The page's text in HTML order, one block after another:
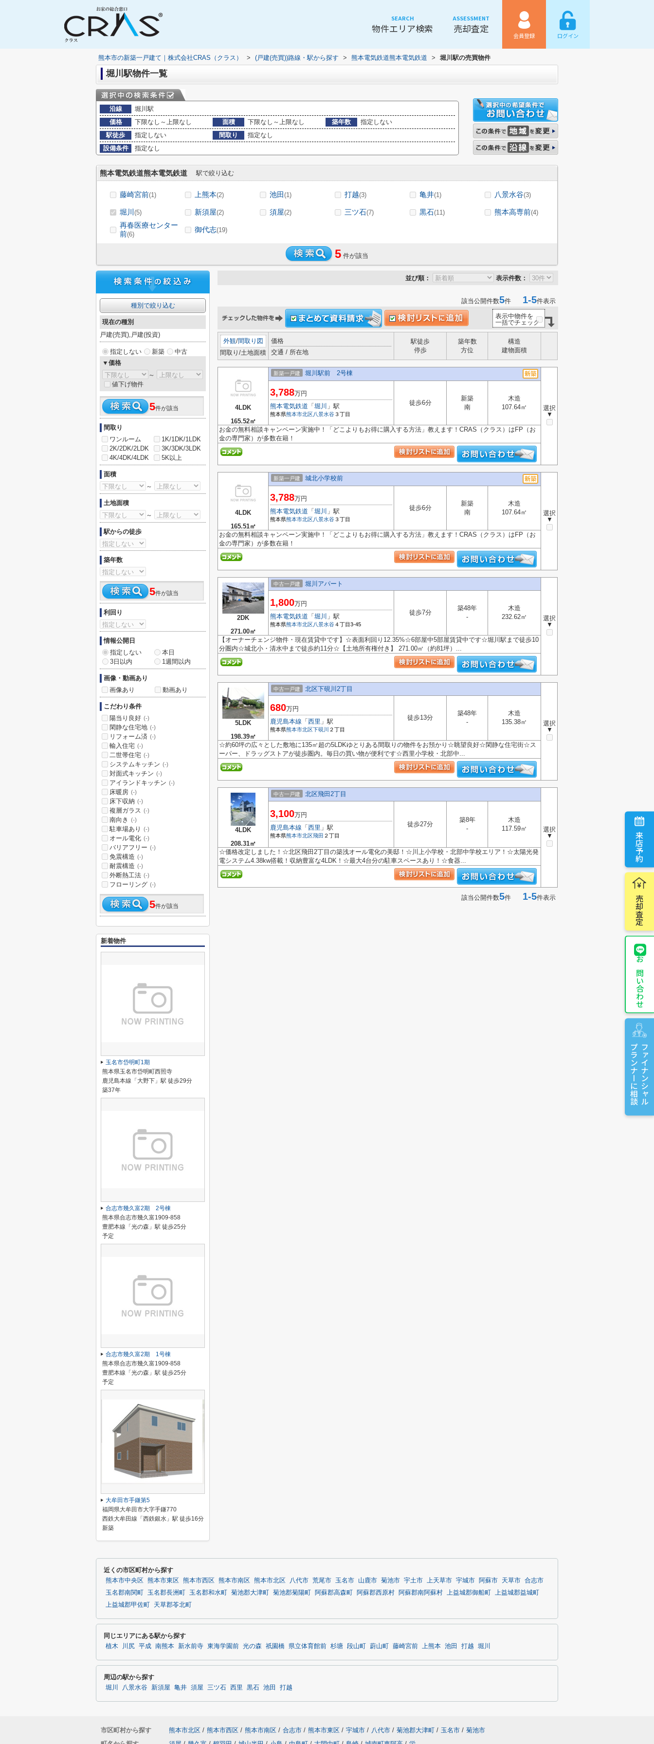
SEARCH
物件エリア検索
ASSESSMENT
売却査定
会員登録 ログイン
来店予約
売却査定
お問い合わせ
ファイナンシャル
プランナーに相談
熊本市の新築一戸建て｜株式会社CRAS（クラス） > (戸建(売買))路線・駅から探す > 熊本電気鉄道熊本電気鉄道 > 堀川駅の売買物件
堀川駅物件一覧
沿線
堀川駅
価格
下限なし～上限なし 面積 下限なし～上限なし 築年数
指定しない
駅徒歩
指定しない 間取り
指定なし
設備条件
指定なし
熊本電気鉄道熊本電気鉄道 駅で絞り込む
藤崎宮前(1) 上熊本(2) 池田(1) 打越(3) 亀井(1) 八景水谷(3)
堀川 (5) 新須屋(2) 須屋(2) 三ツ石(7) 黒石(11) 熊本高専前(4)
再春医療センター
前(6)
御代志(19)
5 件が該当
並び順： 表示件数：
該当公開件数5件 1-5件表示
表示中物件を
一括でチェック
外観/間取り図
間取り/土地面積
価格
交通 / 所在地
駅徒歩
停歩
築年数
方位
構造
建物面積
4LDK
165.52㎡
新築一戸建 堀川駅前 2号棟
選択
▼
3,788万円
熊本電気鉄道 「 堀川 」駅
熊本県熊本市北区八景水谷３丁目
徒歩6分
新築
南
木造
107.64㎡
お金の無料相談キャンペーン実施中！「どこよりもお得に購入する方法」教えます！CRAS（クラス）はFP（お
金の専門家）が多数在籍！
4LDK
165.51㎡
新築一戸建 城北小学校前
選択
▼
3,788万円
熊本電気鉄道 「 堀川 」駅
熊本県熊本市北区八景水谷３丁目
徒歩6分
新築
南
木造
107.64㎡
お金の無料相談キャンペーン実施中！「どこよりもお得に購入する方法」教えます！CRAS（クラス）はFP（お
金の専門家）が多数在籍！
2DK
271.00㎡
中古一戸建 堀川アパート
選択
▼
1,800万円
熊本電気鉄道 「 堀川 」駅
熊本県熊本市北区八景水谷４丁目3-45
徒歩7分
築48年
-
木造
232.62㎡
【オーナーチェンジ物件・現在賃貸中です】☆表面利回り12.35%☆6部屋中5部屋賃貸中です☆堀川駅まで徒歩10
分圏内☆城北小・清水中まで徒歩約11分☆【土地所有権付き】 271.00㎡（約81坪）...
5LDK
198.39㎡
中古一戸建 北区下硯川2丁目
選択
▼
680万円
鹿児島本線 「 西里 」駅
熊本県熊本市北区下硯川 ２丁目
徒歩13分
築48年
-
木造
135.38㎡
☆約60坪の広々とした敷地に135㎡超の5LDKゆとりある間取りの物件をお預かり☆眺望良好☆閑静な住宅街☆ス
ーパー、ドラッグストアが徒歩圏内。毎日の買い物が便利です☆西里小学校・北部中...
4LDK
208.31㎡
中古一戸建 北区飛田2丁目
選択
▼
3,100万円
鹿児島本線 「 西里 」駅
熊本県熊本市北区飛田 ２丁目
徒歩27分
築8年
-
木造
117.59㎡
☆価格改定しました！☆北区飛田2丁目の築浅オール電化の美邸！☆川上小学校・北部中学校エリア！☆太陽光発
電システム4.38kw搭載！収納豊富な4LDK！☆最大4台分の駐車スペースあり！☆食器...
該当公開件数5件 1-5件表示
種別で絞り込む
現在の種別
戸建(売買),戸建(投資)
指定しない 新築
中古
▼価格
～
値下げ物件
5件が該当
間取り
ワンルーム
1K/1DK/1LDK
2K/2DK/2LDK
3K/3DK/3LDK
4K/4DK/4LDK
5K以上
面積
～
土地面積
～
駅からの徒歩
築年数
5件が該当
利回り
情報公開日
指定しない
本日
3日以内
1週間以内
画像・動画あり
画像あり
動画あり
こだわり条件
陽当り良好 (-)
閑静な住宅地 (-)
リフォーム済 (-)
輸入住宅 (-)
二世帯住宅 (-)
システムキッチン (-)
対面式キッチン (-)
アイランドキッチン (-)
床暖房 (-)
床下収納 (-)
複層ガラス (-)
南向き (-)
駐車場あり (-)
オール電化 (-)
バリアフリー (-)
免震構造 (-)
耐震構造 (-)
外断熱工法 (-)
フローリング (-)
5件が該当
新着物件
玉名市岱明町1期
熊本県玉名市岱明町西照寺
鹿児島本線「大野下」駅 徒歩29分
築37年
合志市幾久富2期 2号棟
熊本県合志市幾久富1909-858
豊肥本線「光の森」駅 徒歩25分
予定
合志市幾久富2期 1号棟
熊本県合志市幾久富1909-858
豊肥本線「光の森」駅 徒歩25分
予定
大牟田市手鎌第5
福岡県大牟田市大字手鎌770
西鉄大牟田線「西鉄銀水」駅 徒歩16分
新築
近くの市区町村から探す
熊本市中央区 熊本市東区 熊本市西区 熊本市南区 熊本市北区 八代市 荒尾市 玉名市 山鹿市 菊池市 宇土市 上天草市 宇城市 阿蘇市 天草市 合志市
玉名郡南関町
玉名郡長洲町 玉名郡和水町 菊池郡大津町 菊池郡菊陽町 阿蘇郡高森町 阿蘇郡西原村 阿蘇郡南阿蘇村 上益城郡御船町
上益城郡益城町
上益城郡甲佐町
天草郡苓北町
同じエリアにある駅から探す
植木 川尻 平成 南熊本 新水前寺 東海学園前 光の森 祇園橋 県立体育館前 杉塘 段山町 蔚山町 藤崎宮前 上熊本 池田 打越 堀川
周辺の駅から探す
堀川 八景水谷 新須屋 亀井 須屋 三ツ石 西里 黒石 池田 打越
市区町村から探す 熊本市北区 / 熊本市西区 / 熊本市南区 / 合志市 / 熊本市東区 / 宇城市 / 八代市 / 菊池郡大津町 / 玉名市 / 菊池市